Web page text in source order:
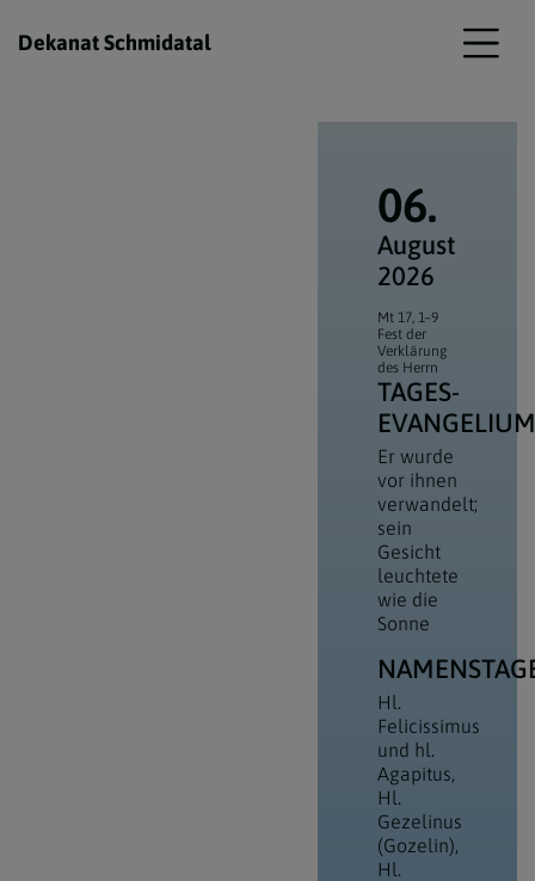
Dekanat Schmidatal
06.
August
2026
Mt 17, 1–9
Fest der
Verklärung
des Herrn
TAGES­
EVANGELIUM
Er wurde
vor ihnen
verwandelt;
sein
Gesicht
leuchtete
wie die
Sonne
Hl.
Felicissimus
und hl.
Agapitus
Hl.
Gezelinus
(Gozelin)
Hl.